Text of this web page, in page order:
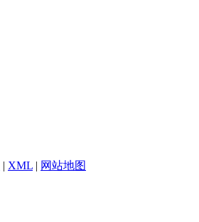
| XML | 网站地图